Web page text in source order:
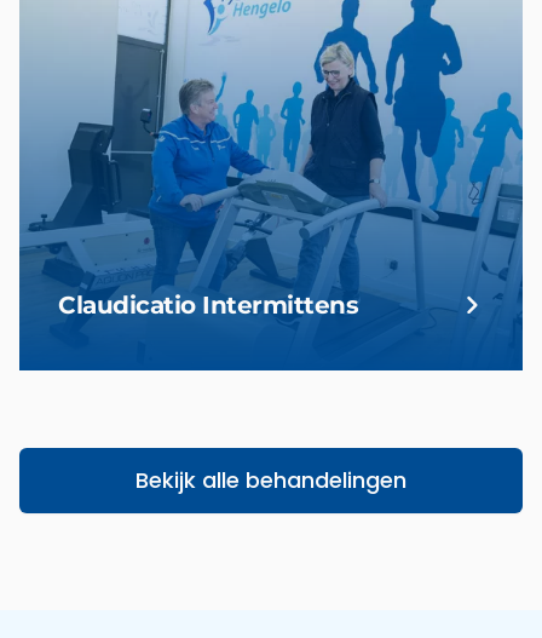
Claudicatio Intermittens
Bekijk alle behandelingen